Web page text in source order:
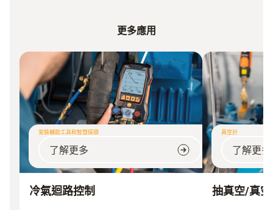
更多應用
安裝輔助工具和智慧探頭
了解更多
冷氣迴路控制
真空計
了解更多
抽真空/真